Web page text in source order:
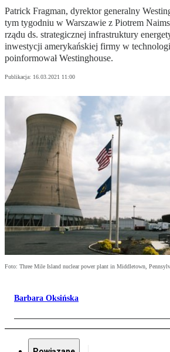
Patrick Fragman, dyrektor generalny
tym tygodniu w Warszawie z Piotrem
rządu ds. strategicznej infrastruktury
inwestycji amerykańskiej firmy w
poinformował Westinghouse.
Publikacja: 16.03.2021 11:00
Foto: Three Mile Island nuclear power plant in Middletown,
Barbara Oksińska